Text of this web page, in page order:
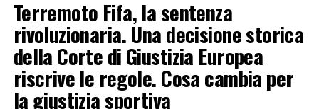
Terremoto Fifa, la sentenza
rivoluzionaria. Una decisione storica
della Corte di Giustizia Europea
riscrive le regole. Cosa cambia per
la giustizia sportiva